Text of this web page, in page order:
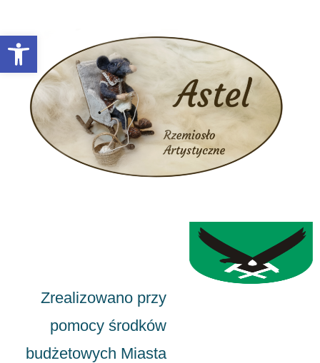
Otwórz pasek narzędzi
Zrealizowano przy
pomocy środków
budżetowych Miasta